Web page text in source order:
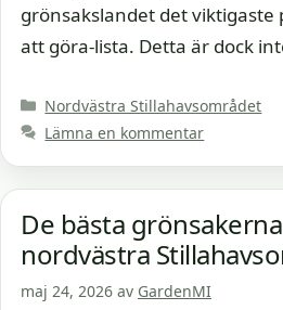
grönsakslandet det
att göra-lista. Detta är dock
Kategorier
Nordvästra Stillahavsområdet
Lämna en kommentar
De bästa
nordvästra
maj 24, 2026 av GardenMI